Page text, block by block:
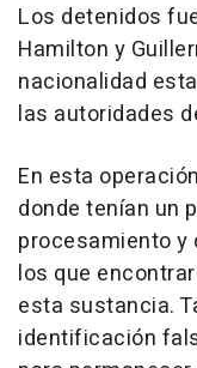
Los detenidos
Hamilton y
nacionalidad
las autoridades
En esta
donde tenían un
procesamiento y
los que
esta sustancia.
identificación